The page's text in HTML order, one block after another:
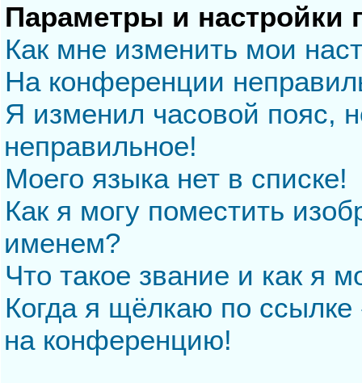
Параметры и настройки
Как мне изменить мои
На конференции
Я изменил часовой пояс,
неправильное!
Моего языка нет в списке!
Как я могу поместить
именем?
Что такое звание и как я
Когда я щёлкаю по
на конференцию!